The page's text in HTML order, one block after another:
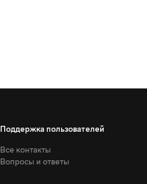
Поддержка пользователей
Все контакты
Вопросы и ответы